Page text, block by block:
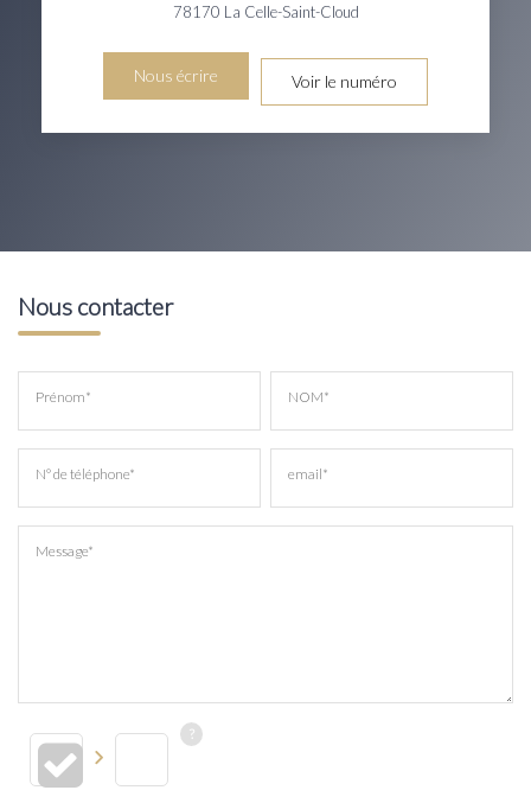
78170 La Celle-Saint-Cloud
Nous écrire Voir le numéro
Nous contacter
Prénom* NOM*
N° de téléphone* email*
Message*